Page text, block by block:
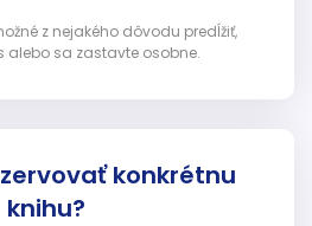
z nejakého dôvodu predĺžiť,
alebo sa zastavte osobne.
konkrétnu
knihu?